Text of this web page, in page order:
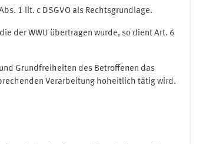
1 lit. c DSGVO als Rechtsgrundlage.
der WWU übertragen wurde, so dient Art. 6
Grundfreiheiten des Betroffenen das
Verarbeitung hoheitlich tätig wird.